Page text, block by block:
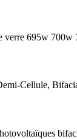
verre 695w
Cellule,